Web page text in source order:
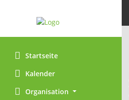
Startseite
Kalender
Organisation